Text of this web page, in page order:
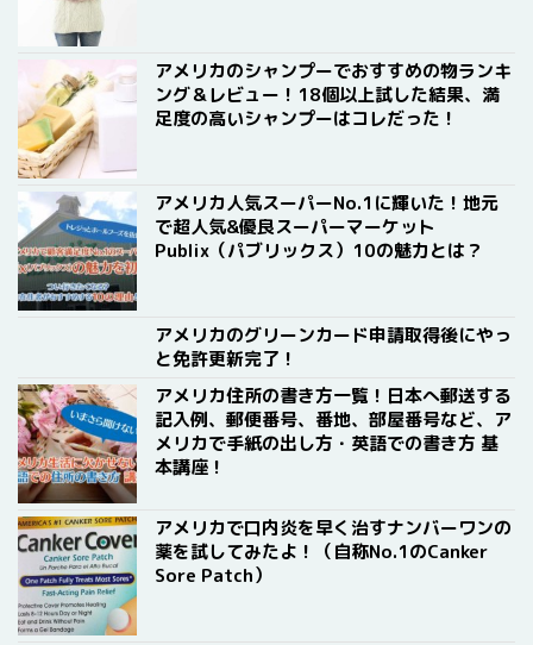
アメリカのシャンプーでおすすめの物ランキ
ング＆レビュー！18個以上試した結果、満
足度の高いシャンプーはコレだった！
アメリカ人気スーパーNo.1に輝いた！地元
で超人気&優良スーパーマーケット
Publix（パブリックス）10の魅力とは？
アメリカのグリーンカード申請取得後にやっ
と免許更新完了！
アメリカ住所の書き方一覧！日本へ郵送する
記入例、郵便番号、番地、部屋番号など、ア
メリカで手紙の出し方・英語での書き方 基
本講座！
アメリカで口内炎を早く治すナンバーワンの
薬を試してみたよ！（自称No.1のCanker
Sore Patch）